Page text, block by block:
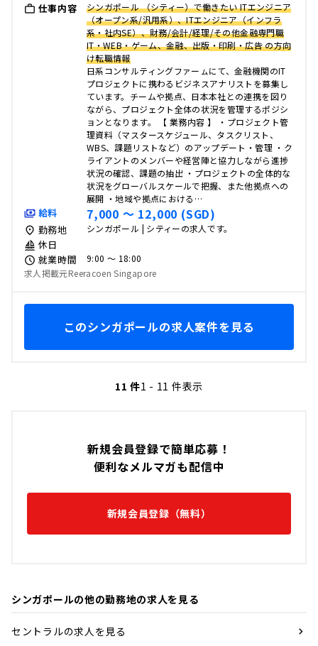
新規会員登録で簡単応募！
便利なメルマガも配信中
新規会員登録（無料）
シンガポールの他の勤務地の求人を見る
セントラルの求人を見る
仕事内容
シンガポール （シティー）で働きたい ITエンジニア
（オープン系/汎用系）、ITエンジニア（インフラ
系・社内SE）、財務/会計/経理/その他金融専門職
IT・WEB・ゲーム、金融、出版・印刷・広告 の方向
け転職情報
日系コンサルティングファーㇺにて、金融機関のIT
プロジェクトに携わるビジネスアナリストを募集し
ています。チームや拠点、日本本社との連携を図り
ながら、プロジェクト全体の状況を管理するポジシ
ョンとなります。 【 業務内容 】 ・プロジェクト管
理資料（マスタースケジュール、タスクリスト、
WBS、課題リストなど）のアップデート・管理 ・ク
ライアントのメンバーや経営陣と協力しながら進捗
状況の確認、課題の抽出 ・プロジェクトの全体的な
状況をグローバルスケールで把握、また他拠点への
展開 ・地域や拠点における…
給料 7,000 〜 12,000 (SGD)
勤務地 シンガポール | シティーの求人です。
休日
就業時間
9:00 〜 18:00
求人掲載元Reeracoen Singapore
このシンガポールの求人案件を見る
11 件1 - 11 件表示